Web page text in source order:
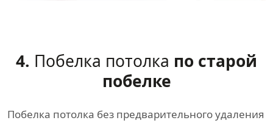
4. Побелка потолка по старой
побелке
Побелка потолка без предварительного удаления